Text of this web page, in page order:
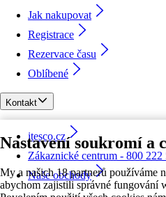
Nastavení soukromí a
My a našich 18 partnerů používáme
abychom zajistili správné fungování
Jak nakupovat
Registrace
Rezervace času
Oblíbené
Kontakt
itesco.cz
Zákaznické centrum - 800 222
Naše obchody